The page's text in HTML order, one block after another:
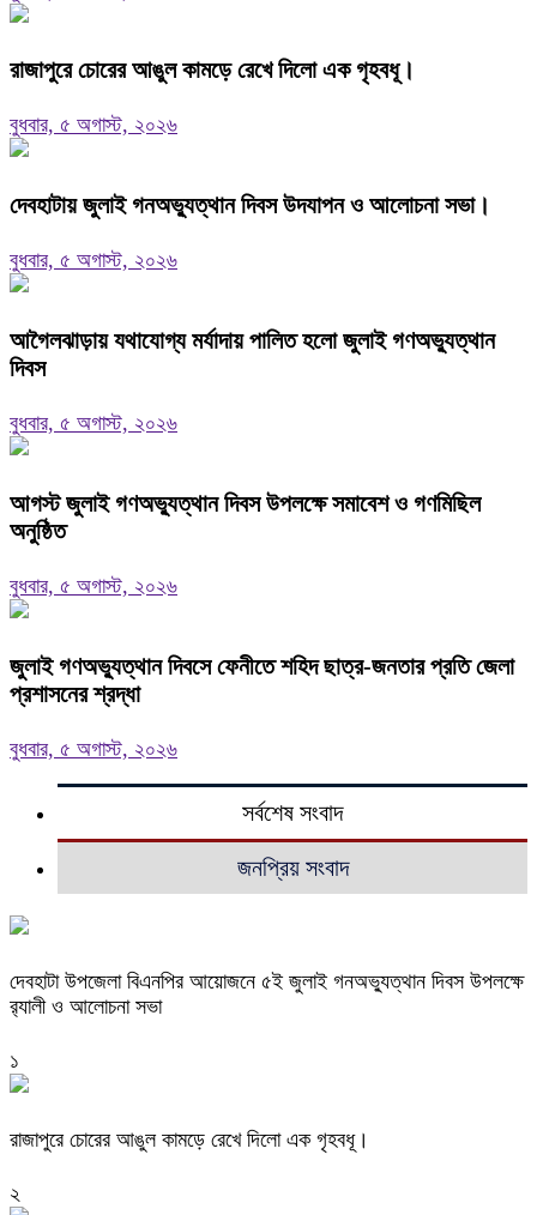
রাজাপুরে চোরের আঙুল কামড়ে রেখে দিলো এক গৃহবধূ।
বুধবার, ৫ অগাস্ট, ২০২৬
দেবহাটায় জুলাই গনঅভ্যুত্থান দিবস উদযাপন ও আলোচনা সভা।
বুধবার, ৫ অগাস্ট, ২০২৬
আগৈলঝাড়ায় যথাযোগ্য মর্যাদায় পালিত হলো জুলাই গণঅভ্যুত্থান
দিবস
বুধবার, ৫ অগাস্ট, ২০২৬
আগস্ট জুলাই গণঅভ্যুত্থান দিবস উপলক্ষে সমাবেশ ও গণমিছিল
অনুষ্ঠিত
বুধবার, ৫ অগাস্ট, ২০২৬
জুলাই গণঅভ্যুত্থান দিবসে ফেনীতে শহিদ ছাত্র-জনতার প্রতি জেলা
প্রশাসনের শ্রদ্ধা
বুধবার, ৫ অগাস্ট, ২০২৬
সর্বশেষ সংবাদ
জনপ্রিয় সংবাদ
দেবহাটা উপজেলা বিএনপির আয়োজনে ৫ই জুলাই গনঅভ্যুত্থান দিবস উপলক্ষে
র‍্যালী ও আলোচনা সভা
১
রাজাপুরে চোরের আঙুল কামড়ে রেখে দিলো এক গৃহবধূ।
২